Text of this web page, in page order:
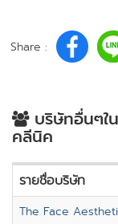
Share :
บริษัทอื่นๆใ
คลีนิค
รายชื่อบริษัท
The Face